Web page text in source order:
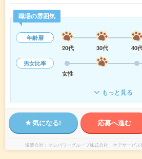
職場の雰囲気
年齢層
20代
30代 40
男女比率
女性
もっと見る
気になる! 応募へ進む
派遣会社 マンパワーグループ株式会社 ケアサービス